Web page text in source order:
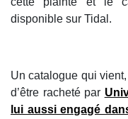
disponible sur Tidal.
Un catalogue qui
d’être racheté par
lui aussi engagé